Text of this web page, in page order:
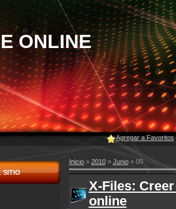
ONLINE
Agregar a Favoritos
SITIO
Inicio» 2010 » Junio » 05
X-Files:
online